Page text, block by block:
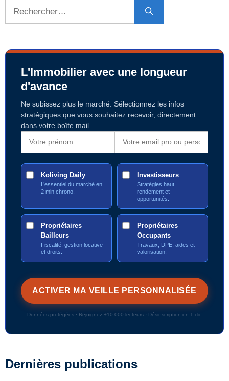
L'Immobilier avec une longueur
d'avance
Ne subissez plus le marché. Sélectionnez les infos
stratégiques que vous souhaitez recevoir, directement
dans votre boîte mail.
Koliving Daily
L’essentiel du marché en
2 min chrono.
Investisseurs
Stratégies haut
rendement et
opportunités.
Propriétaires
Bailleurs
Fiscalité, gestion locative
et droits.
Propriétaires
Occupants
Travaux, DPE, aides et
valorisation.
Données protégées · Rejoignez +10 000 lecteurs · Désinscription en 1 clic
Dernières publications